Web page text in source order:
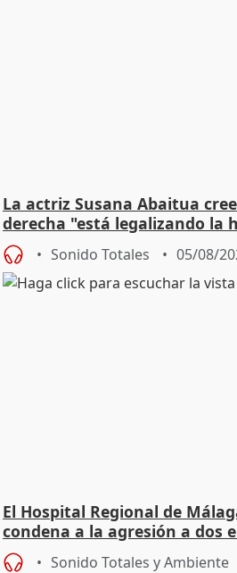
La actriz Susana Abaitua
derecha "está legalizando la
Sonido Totales 05/08/
El Hospital Regional de
condena a la agresión a dos
Urgencias
Sonido Totales y Ambiente